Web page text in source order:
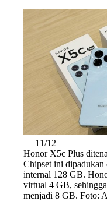
11/12
Honor X5c Plus
Chipset ini
internal 128 GB.
virtual 4 GB,
menjadi 8 GB. Foto: